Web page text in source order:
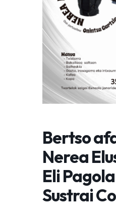
Bertso
Nerea
Eli
Sustrai